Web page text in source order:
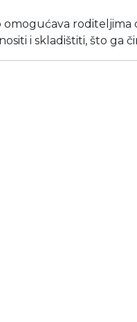
i skladištiti, što ga